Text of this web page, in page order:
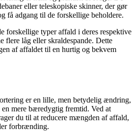
eller teleskopiske skinner, der gør
få adgang til de forskellige beholdere.
forskellige typer affald i deres respektive
flere låg eller skraldespande. Dette
af affaldet til en hurtig og bekvem
er en lille, men betydelig ændring,
mere bæredygtig fremtid. Ved at
du til at reducere mængden af ​​affald,
forbrænding.